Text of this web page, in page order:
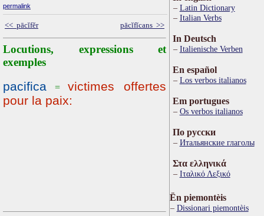
permalink
<< pācĭfĕr pācĭfĭcans >>
Locutions, expressions et
exemples
pacifica =victimes offertes
pour la paix:
Latin Dictionary
Italian Verbs
In Deutsch
Italienische Verben
En español
Los verbos italianos
Em portugues
Os verbos italianos
По русски
Итальянские глаголы
Στα ελληνικά
Ιταλικό Λεξικό
Ën piemontèis
Dissionari piemontèis